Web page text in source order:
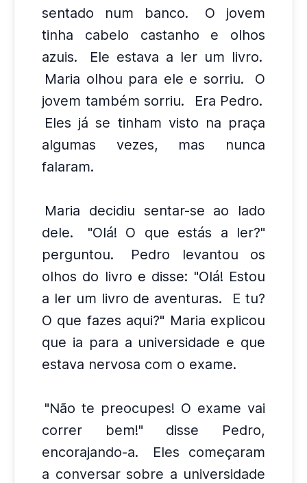
sentado num banco.
O jovem
tinha cabelo castanho e olhos
azuis.
Ele estava a ler um livro.
Maria olhou para ele e sorriu.
O
jovem também sorriu.
Era Pedro.
Eles já se tinham visto na praça
algumas vezes, mas nunca
falaram.
Maria decidiu sentar-se ao lado
dele.
"Olá! O que estás a ler?"
perguntou.
Pedro levantou os
olhos do livro e disse: "Olá! Estou
a ler um livro de aventuras.
E tu?
O que fazes aqui?" Maria explicou
que ia para a universidade e que
estava nervosa com o exame.
"Não te preocupes! O exame vai
correr bem!" disse Pedro,
encorajando-a.
Eles começaram
a conversar sobre a universidade